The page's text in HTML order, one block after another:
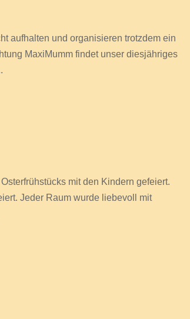
aufhalten und organisieren trotzdem ein
MaxiMumm findet unser diesjähriges
mit den Kindern gefeiert.
Jeder Raum wurde liebevoll mit